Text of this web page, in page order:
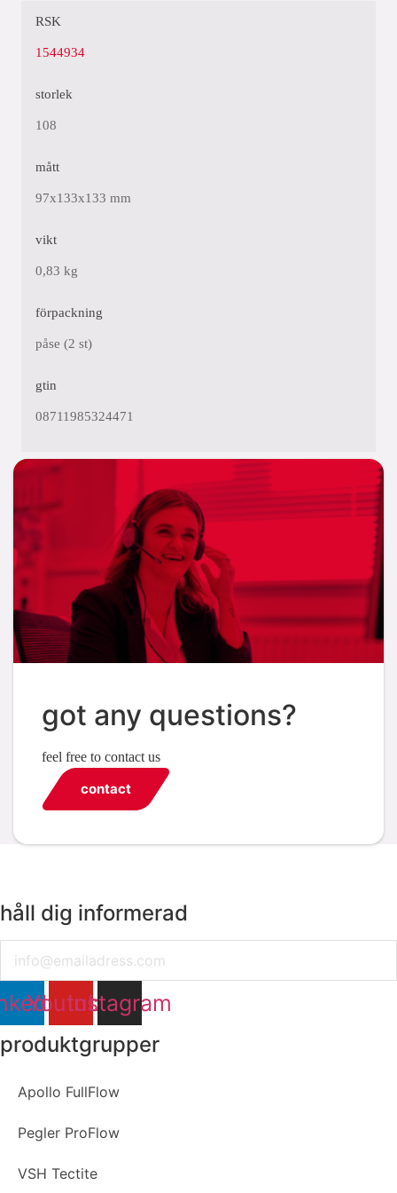
RSK
1544934
storlek
108
mått
97x133x133 mm
vikt
0,83 kg
förpackning
påse (2 st)
gtin
08711985324471
got any questions?
feel free to contact us
contact
håll dig informerad
Youtube
Instagram
produktgrupper
Apollo FullFlow
Pegler ProFlow
VSH Tectite